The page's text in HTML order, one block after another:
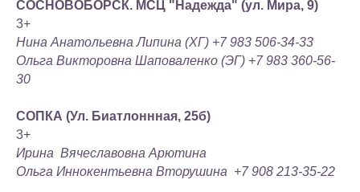
СОСНОВОБОРСК. МСЦ "Надежда" (ул. Мира, 9)
3+
Нина Анатольевна Липина (ХГ) +7 983 506-34-33
Ольга Викторовна Шаповаленко (ЭГ) +7 983 360-56-
30
СОПКА (Ул. Биатлоннная, 25б)
3+
Ирина Вячеславовна Арютина
Ольга Иннокентьевна Вторушина +7 908 213-35-22